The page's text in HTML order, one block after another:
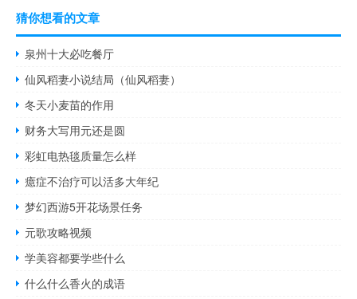
猜你想看的文章
泉州十大必吃餐厅
仙风稻妻小说结局（仙风稻妻）
冬天小麦苗的作用
财务大写用元还是圆
彩虹电热毯质量怎么样
癔症不治疗可以活多大年纪
梦幻西游5开花场景任务
元歌攻略视频
学美容都要学些什么
什么什么香火的成语